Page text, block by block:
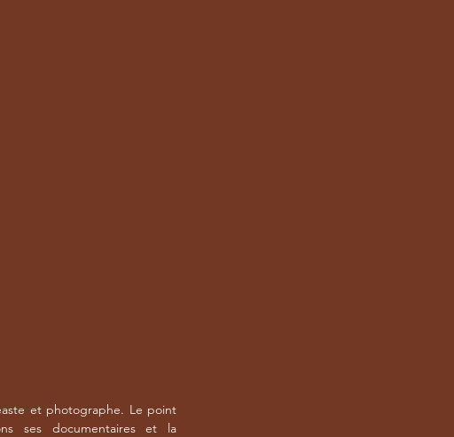
et photographe. Le point
ses documentaires et la